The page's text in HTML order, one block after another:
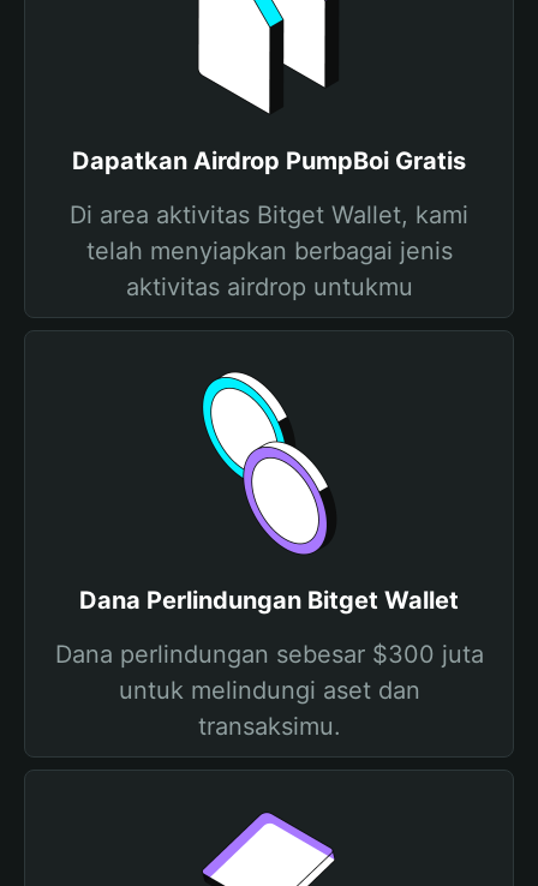
Dapatkan Airdrop PumpBoi Gratis
Di area aktivitas Bitget Wallet, kami
telah menyiapkan berbagai jenis
aktivitas airdrop untukmu
Dana Perlindungan Bitget Wallet
Dana perlindungan sebesar $300 juta
untuk melindungi aset dan
transaksimu.